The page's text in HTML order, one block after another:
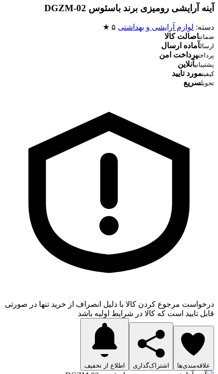
آینه آرایشی رومیزی برند باسئوس DGZM-02
دسته: لوازم آرایشی و بهداشتی ۵ ★
ضمانتاصالت کالا
ارسالآماده ارسال
پرداختپرداخت امن
پشتیبانیآنلاین
کیفیتمورد تایید
تحویلسریع
درخواست مرجوع کردن کالا با دلیل انصراف از خرید تنها در صورتی
قابل تایید است که کالا در شرایط اولیه باشد
علاقه‌مندی‌ها اشتراک‌گذاری اطلاع از تخفیف